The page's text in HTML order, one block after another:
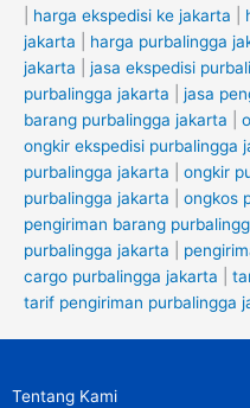
harga ekspedisi ke jakarta
jakarta
harga purbalingga
jakarta
jasa ekspedisi
purbalingga jakarta
jasa
barang purbalingga jakarta
ongkir ekspedisi purbalingga
purbalingga jakarta
ongkir
purbalingga jakarta
ongkos
pengiriman barang
purbalingga jakarta
cargo purbalingga jakarta
tarif pengiriman purbalingga
Tentang Kami